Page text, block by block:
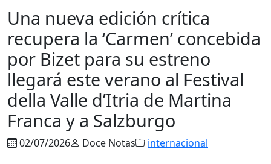
Una nueva edición crítica
recupera la ‘Carmen’ concebida
por Bizet para su estreno
llegará este verano al Festival
della Valle d’Itria de Martina
Franca y a Salzburgo
02/07/2026 Doce Notas internacional